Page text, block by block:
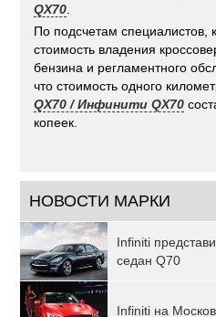
QX70
По подсчетам специалистов,
стоимость владения
бензина и регламентного
что стоимость одного
QX70 / Инфинити QX70
копеек.
НОВОСТИ МАРКИ
Infiniti
седан Q70
Infiniti на